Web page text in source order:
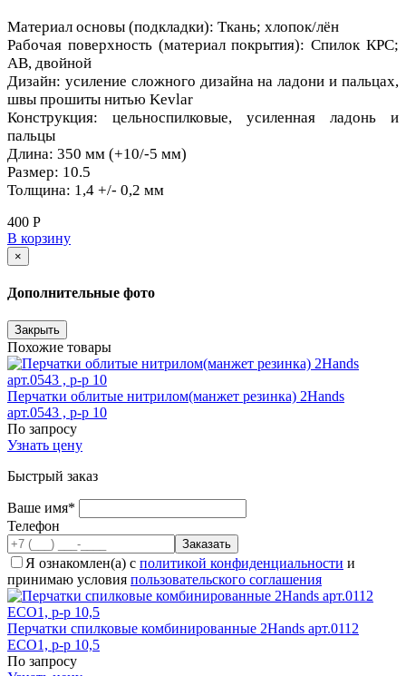
Материал основы (подкладки): Ткань; хлопок/лён
Рабочая поверхность (материал покрытия): Спилок КРС;
АВ, двойной
Дизайн: усиление сложного дизайна на ладони и пальцах,
швы прошиты нитью Kevlar
Конструкция: цельноспилковые, усиленная ладонь и
пальцы
Длина: 350 мм (+10/-5 мм)
Размер: 10.5
Толщина: 1,4 +/- 0,2 мм
400 Р
В корзину
×
Дополнительные фото
Закрыть
Похожие товары
Перчатки облитые нитрилом(манжет резинка) 2Hands
арт.0543 , р-р 10
По запросу
Узнать цену
Быстрый заказ
Ваше имя*
Телефон
Я ознакомлен(а) с политикой конфиденциальности и
принимаю условия пользовательского соглашения
Перчатки спилковые комбинированные 2Hands арт.0112
ЕСО1, р-р 10,5
По запросу